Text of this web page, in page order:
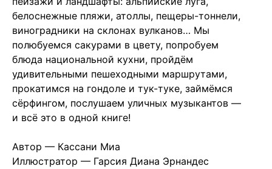
белоснежные пляжи, атоллы, пещеры-тоннели,
виноградники на склонах вулканов… Мы
полюбуемся сакурами в цвету, попробуем
блюда национальной кухни, пройдём
удивительными пешеходными маршрутами,
прокатимся на гондоле и тук-туке, займёмся
сёрфингом, послушаем уличных музыкантов —
и всё это в одной книге!
Автор — Кассани Миа
Иллюстратор — Гарсия Диана Эрнандес